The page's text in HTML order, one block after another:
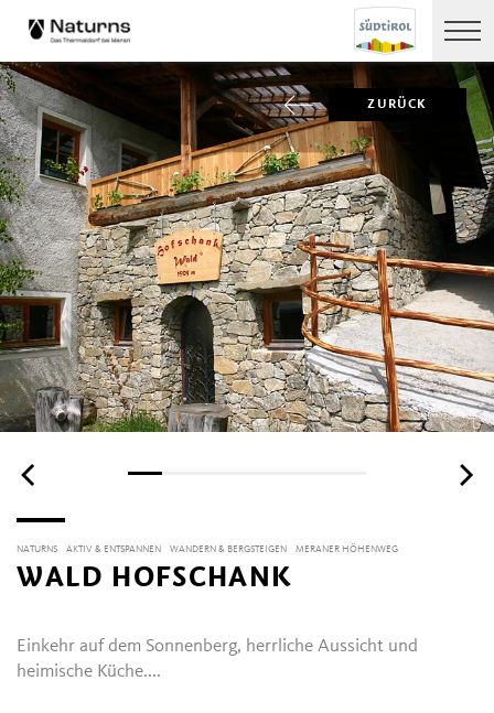
ZURÜCK
NATURNS AKTIV & ENTSPANNEN WANDERN & BERGSTEIGEN MERANER HÖHENWEG
WALD HOFSCHANK
Einkehr auf dem Sonnenberg, herrliche Aussicht und
heimische Küche....